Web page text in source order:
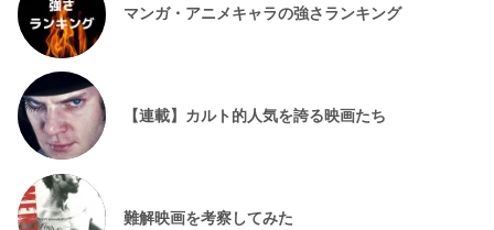
マンガ・アニメキャラの強さランキング
【連載】カルト的人気を誇る映画たち
難解映画を考察してみた